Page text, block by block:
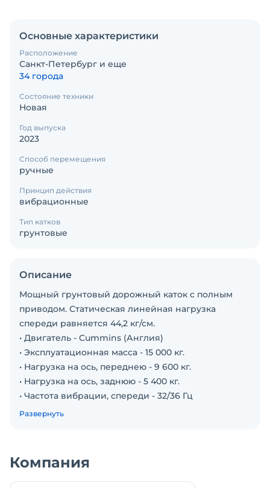
Основные характеристики
Расположение
Санкт-Петербург и еще
34 города
Состояние техники
Новая
Год выпуска
2023
Способ перемещения
ручные
Принцип действия
вибрационные
Тип катков
грунтовые
Описание
Мощный грунтовый дорожный каток с полным
приводом. Статическая линейная нагрузка
спереди равняется 44,2 кг/см.
• Двигатель - Cummins (Англия)
• Эксплуатационная масса - 15 000 кг.
• Нагрузка на ось, переднею - 9 600 кг.
• Нагрузка на ось, заднюю - 5 400 кг.
• Частота вибрации, спереди - 32/36 Гц
• Толщина вальца - 40 мм.
• Длина - 6 173 мм.
• Ширина - 2 270 мм.
Развернуть
Компания